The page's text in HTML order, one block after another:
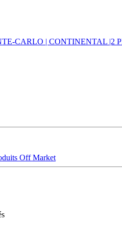
Off Market